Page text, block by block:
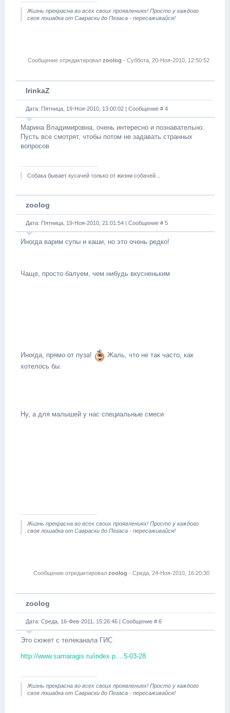
Жизнь прекрасна во всех своих проявлениях! Просто у каждого
своя лошадка от Савраски до Пегаса - пересаживайся!
Сообщение отредактировал zoolog - Суббота, 20-Ноя-2010, 12:50:52
IrinkaZ
Дата: Пятница, 19-Ноя-2010, 13:00:02 | Сообщение # 4
Марина Владимировна, очень интересно и познавательно.
Пусть все смотрят, чтобы потом не задавать странных
вопросов
Собака бывает кусачей только от жизни собачей...
zoolog
Дата: Пятница, 19-Ноя-2010, 21:01:54 | Сообщение # 5
Иногда варим супы и каши, но это очень редко!
Чаще, просто балуем, чем нибудь вкусненьким
Иногда, прямо от пуза!
Жаль, что не так часто, как
хотелось бы.
Ну, а для малышей у нас специальные смеси
Жизнь прекрасна во всех своих проявлениях! Просто у каждого
своя лошадка от Савраски до Пегаса - пересаживайся!
Сообщение отредактировал zoolog - Среда, 24-Ноя-2010, 16:20:30
zoolog
Дата: Среда, 16-Фев-2011, 15:26:46 | Сообщение # 6
Это сюжет с телеканала ГИС
http://www.samaragis.ru/index.p....5-03-28
Жизнь прекрасна во всех своих проявлениях! Просто у каждого
своя лошадка от Савраски до Пегаса - пересаживайся!